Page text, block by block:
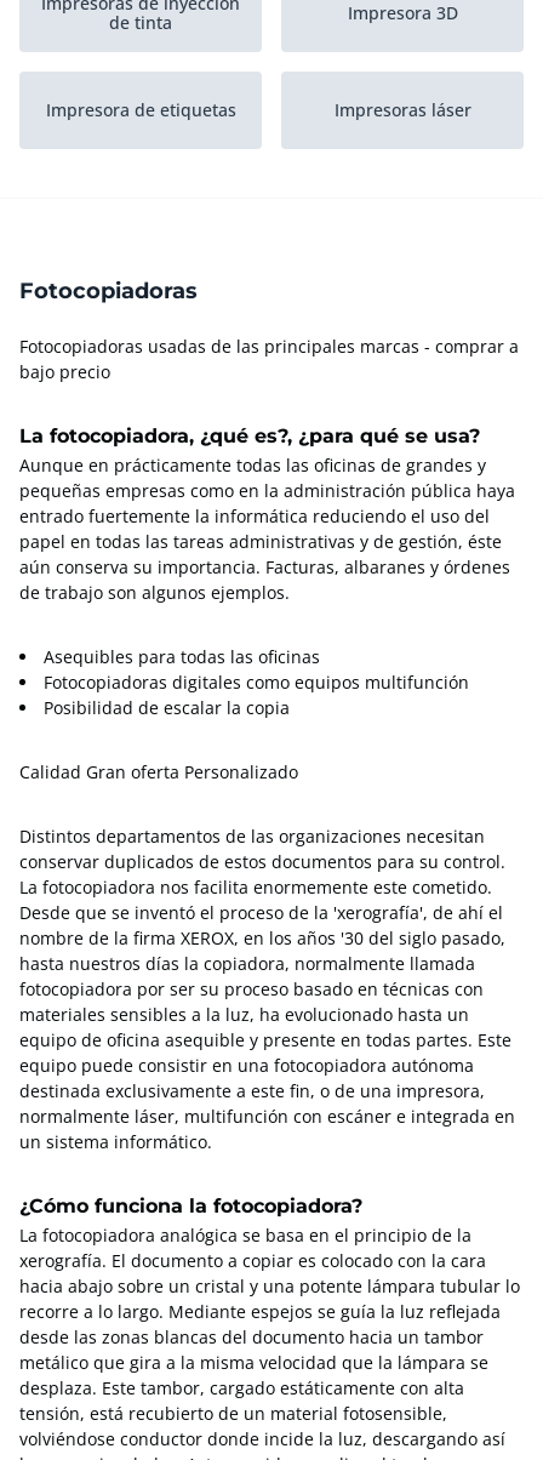
de tinta
Impresora 3D
Impresora de etiquetas Impresoras láser
Eliminando
Fotocopiadoras
Fotocopiadoras usadas de las principales marcas - comprar a
bajo precio
La fotocopiadora, ¿qué es?, ¿para qué se usa?
Aunque en prácticamente todas las oficinas de grandes y
pequeñas empresas como en la administración pública haya
entrado fuertemente la informática reduciendo el uso del
papel en todas las tareas administrativas y de gestión, éste
aún conserva su importancia. Facturas, albaranes y órdenes
de trabajo son algunos ejemplos.
Asequibles para todas las oficinas
Fotocopiadoras digitales como equipos multifunción
Posibilidad de escalar la copia
Calidad Gran oferta Personalizado
Distintos departamentos de las organizaciones necesitan
conservar duplicados de estos documentos para su control.
La fotocopiadora nos facilita enormemente este cometido.
Desde que se inventó el proceso de la 'xerografía', de ahí el
nombre de la firma XEROX, en los años '30 del siglo pasado,
hasta nuestros días la copiadora, normalmente llamada
fotocopiadora por ser su proceso basado en técnicas con
materiales sensibles a la luz, ha evolucionado hasta un
equipo de oficina asequible y presente en todas partes. Este
equipo puede consistir en una fotocopiadora autónoma
destinada exclusivamente a este fin, o de una impresora,
normalmente láser, multifunción con escáner e integrada en
un sistema informático.
¿Cómo funciona la fotocopiadora?
La fotocopiadora analógica se basa en el principio de la
xerografía. El documento a copiar es colocado con la cara
hacia abajo sobre un cristal y una potente lámpara tubular lo
recorre a lo largo. Mediante espejos se guía la luz reflejada
desde las zonas blancas del documento hacia un tambor
metálico que gira a la misma velocidad que la lámpara se
desplaza. Este tambor, cargado estáticamente con alta
tensión, está recubierto de un material fotosensible,
volviéndose conductor donde incide la luz, descargando así